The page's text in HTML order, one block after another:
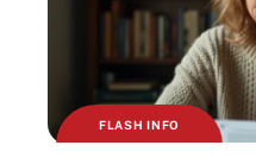
FLASH INFO